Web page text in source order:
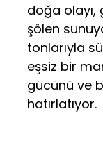
doğa olayı,
şölen
tonlarıyla
eşsiz bir
gücünü ve
hatırlatıyor.